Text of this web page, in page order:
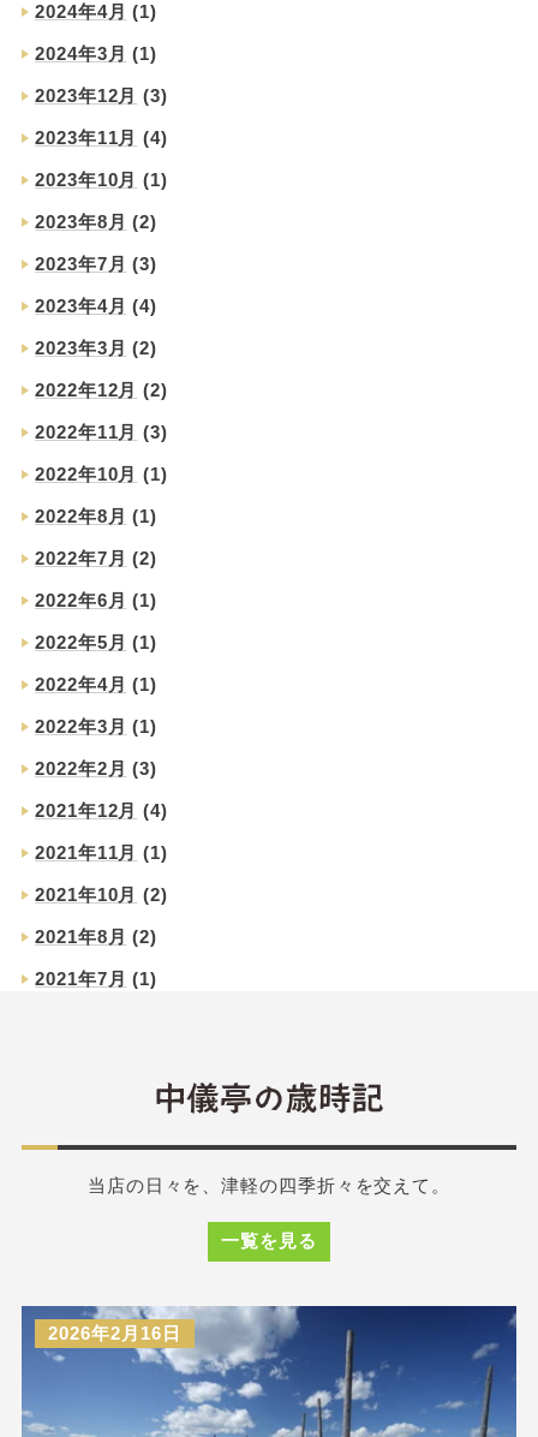
2024年4月 (1)
2024年3月 (1)
2023年12月 (3)
2023年11月 (4)
2023年10月 (1)
2023年8月 (2)
2023年7月 (3)
2023年4月 (4)
2023年3月 (2)
2022年12月 (2)
2022年11月 (3)
2022年10月 (1)
2022年8月 (1)
2022年7月 (2)
2022年6月 (1)
2022年5月 (1)
2022年4月 (1)
2022年3月 (1)
2022年2月 (3)
2021年12月 (4)
2021年11月 (1)
2021年10月 (2)
2021年8月 (2)
2021年7月 (1)
当店の日々を、津軽の四季折々を交えて。
一覧を見る
2026年2月16日